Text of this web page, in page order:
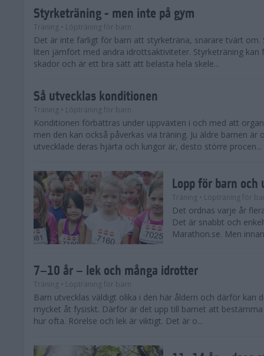
Styrketräning - men inte på gym
Träning • Löpträning för barn
Det är inte farligt för barn att styrketräna, snarare tvärt om.
liten jämfört med andra idrottsaktiviteter. Styrketräning kan
skador och är ett bra sätt att belasta hela skele...
Så utvecklas konditionen
Träning • Löpträning för barn
Konditionen förbättras under uppväxten i och med att
men den kan också påverkas via träning. Ju äldre barnen är
utvecklade deras hjärta och lungor är, desto större procen...
Lopp för barn och
Träning • Löpträning för
Det ordnas varje år
Det är snabbt och
Marathon.se. Men
7–10 år – lek och många idrotter
Träning • Löpträning för barn
Barn utvecklas väldigt olika i den här åldern och därför kan
mycket åt fysiskt. Därför är det upp till barnet att
hur ofta. Rörelse och lek är viktigt. Det är o...